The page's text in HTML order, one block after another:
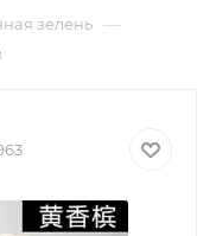
зелень —